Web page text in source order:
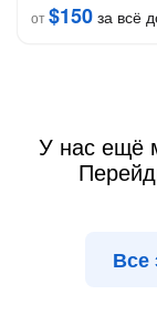
от$150 за всё
У нас ещё
Все